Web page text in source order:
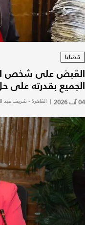
قضايا
القبض على شخص
الجميع بقدرته على
04 آب 2026 | القاهرة - شريف عبد